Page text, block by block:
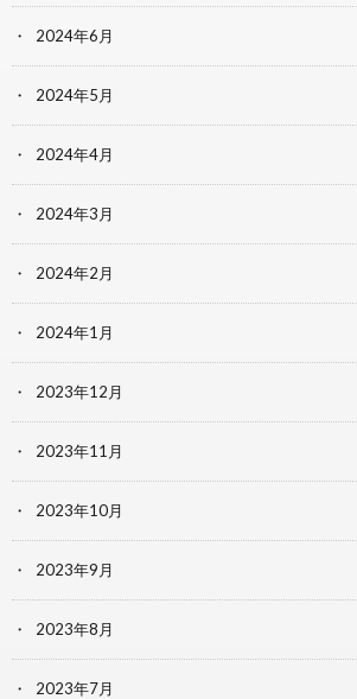
2024年6月
2024年5月
2024年4月
2024年3月
2024年2月
2024年1月
2023年12月
2023年11月
2023年10月
2023年9月
2023年8月
2023年7月